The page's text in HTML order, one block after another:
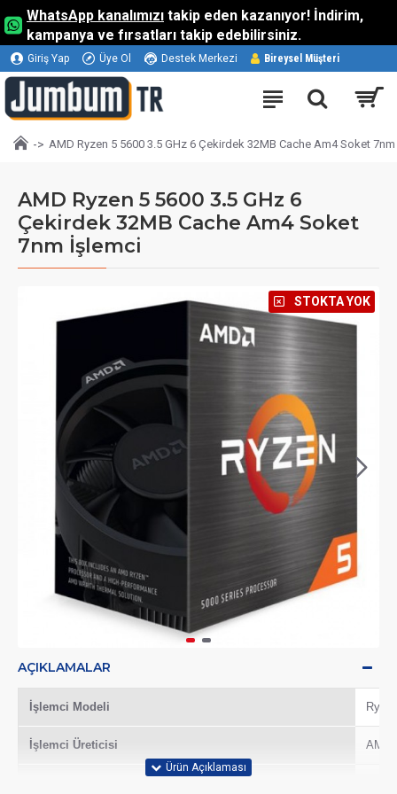
WhatsApp kanalımızı takip eden kazanıyor! İndirim,
kampanya ve fırsatları takip edebilirsiniz.
Giriş Yap Üye Ol Destek Merkezi Bireysel Müşteri
AMD Ryzen 5 5600 3.5 GHz 6 Çekirdek 32MB Cache Am4 Soket
AMD Ryzen 5 5600 3.5 GHz 6
Çekirdek 32MB Cache Am4 Soket
7nm İşlemci
⠀STOKTA YOK
AÇIKLAMALAR
İşlemci Modeli
İşlemci Üreticisi AMD